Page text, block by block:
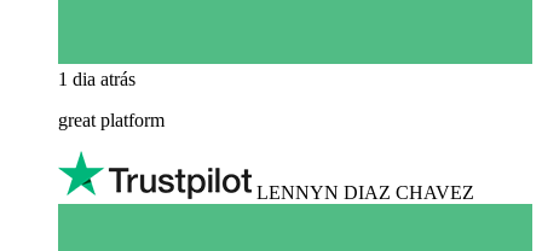
1 dia atrás
great platform
LENNYN DIAZ CHAVEZ